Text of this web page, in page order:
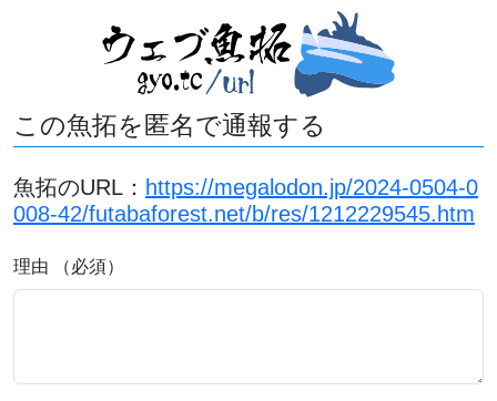
この魚拓を匿名で通報する
魚拓のURL： https://megalodon.jp/2024-0504-0
008-42/futabaforest.net/b/res/1212229545.htm
理由 （必須）